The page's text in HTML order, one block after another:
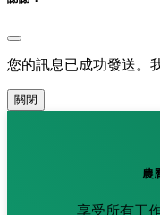
您的訊息已成功發送。
關閉
農
享受所有工